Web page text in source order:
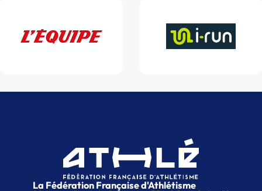
La Fédération Française d'Athlétisme